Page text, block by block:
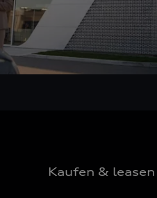
Kaufen & leasen